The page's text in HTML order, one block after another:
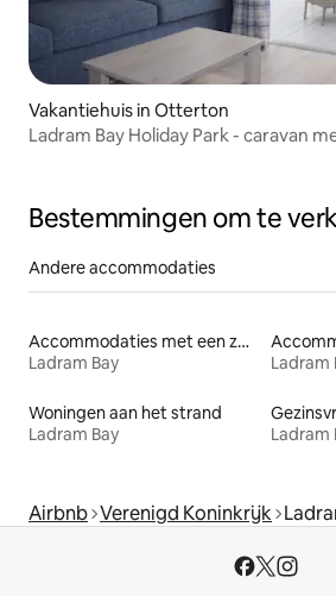
Vakantiehuis in Otterton
Ladram Bay Holiday Park - caravan
Bestemmingen om te
Andere accommodaties
Accommodaties met een zwembad
Ladram Bay
Ladram
Woningen aan het strand
Ladram Bay
Ladram
Airbnb Verenigd Koninkrijk